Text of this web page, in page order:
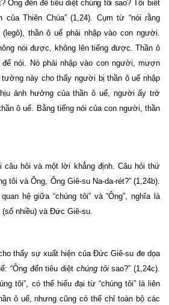
Ông đến để tiêu diệt chúng tôi sao?Tôi biết
của Thiên Chúa” (1,24). Cụm từ “nói rằng
(legô), thần ô uế phải nhập vào con người.
nói được, không lên tiếng được. Thần ô
nói. Nó phải nhập vào con người, mượn
này cho thấy người bị thần ô uế nhập
ảnh hưởng của thần ô uế, người ấy trở
ô uế. Bằng tiếng nói của con người, thần
câu hỏi và một lời khẳng định. Câu hỏi thứ
tôi và Ông, Ông Giê-su Na-da-rét?” (1,24b).
hệ giữa “chúng tôi” và “Ông”, nghĩa là
(số nhiều) và Đức Giê-su.
thấy sự xuất hiện của Đức Giê-su đe dọa
“Ông đến tiêu diệt chúng tôisao?” (1,24c).
tôi”, có thể hiểu đại từ “chúng tôi” là liên
ô uế, nhưng cũng có thể chỉ toàn bộ các